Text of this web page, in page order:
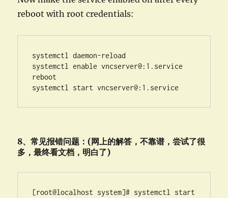
reboot with root credentials:
systemctl daemon-reload
systemctl enable vncserver@:1.service
reboot
systemctl start vncserver@:1.service
8、常见报错问题：(网上的解答，不靠谱，尝试了很
多，最终看文档，明白了)
[root@localhost system]# systemctl start